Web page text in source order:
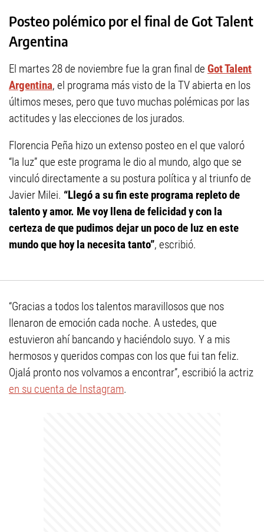
Posteo polémico por el final de Got Talent
Argentina
El martes 28 de noviembre fue la gran final de Got Talent
Argentina, el programa más visto de la TV abierta en los
últimos meses, pero que tuvo muchas polémicas por las
actitudes y las elecciones de los jurados.
Florencia Peña hizo un extenso posteo en el que valoró
“la luz” que este programa le dio al mundo, algo que se
vinculó directamente a su postura política y al triunfo de
Javier Milei. “Llegó a su fin este programa repleto de
talento y amor. Me voy llena de felicidad y con la
certeza de que pudimos dejar un poco de luz en este
mundo que hoy la necesita tanto”, escribió.
“Gracias a todos los talentos maravillosos que nos
llenaron de emoción cada noche. A ustedes, que
estuvieron ahí bancando y haciéndolo suyo. Y a mis
hermosos y queridos compas con los que fui tan feliz.
Ojalá pronto nos volvamos a encontrar”, escribió la actriz
en su cuenta de Instagram.